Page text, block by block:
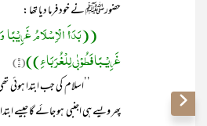
حضورﷺ نے خود فرما دیا تھا :
((بَدَأَ الْاِسْلَامُ غَرِیْبًا
غَرِیْـبًا فَطُوْبٰی لِلْغُرَبَاءِ))(۱)
’’اسلام کی جب ابتدا ہوئی تھی
پھر ویسے ہی اجنبی ہو جائے گا جیسے